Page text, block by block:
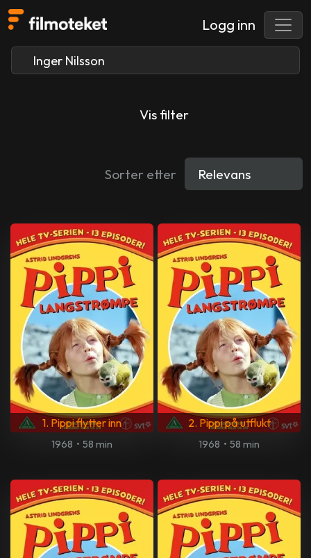
Logg inn
Vis filter
Sorter etter
1. Pippi flytter inn
1968 • 58 min
2. Pippi på utflukt
1968 • 58 min